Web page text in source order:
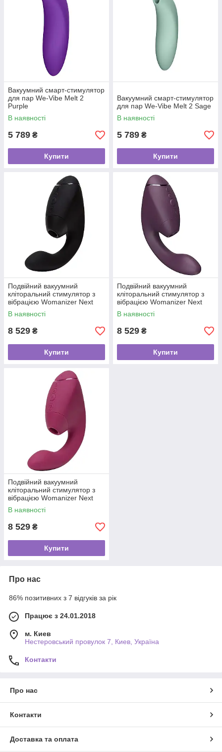
Вакуумний смарт-стимулятор
для пар We-Vibe Melt 2
Purple
В наявності
5 789 ₴
Купити
Вакуумний смарт-стимулятор
для пар We-Vibe Melt 2 Sage
В наявності
5 789 ₴
Купити
Подвійний вакуумний
кліторальний стимулятор з
вібрацією Womanizer Next
Duo - Black
В наявності
8 529 ₴
Купити
Подвійний вакуумний
кліторальний стимулятор з
вібрацією Womanizer Next
Duo - Dark Purple
В наявності
8 529 ₴
Купити
Подвійний вакуумний
кліторальний стимулятор з
вібрацією Womanizer Next
Duo - Dusky Pink
В наявності
8 529 ₴
Купити
Про нас
86% позитивних з 7 відгуків за рік
Працює з 24.01.2018
м. Киев
Нестеровський провулок 7, Киев, Україна
Контакти
Про нас
Контакти
Доставка та оплата